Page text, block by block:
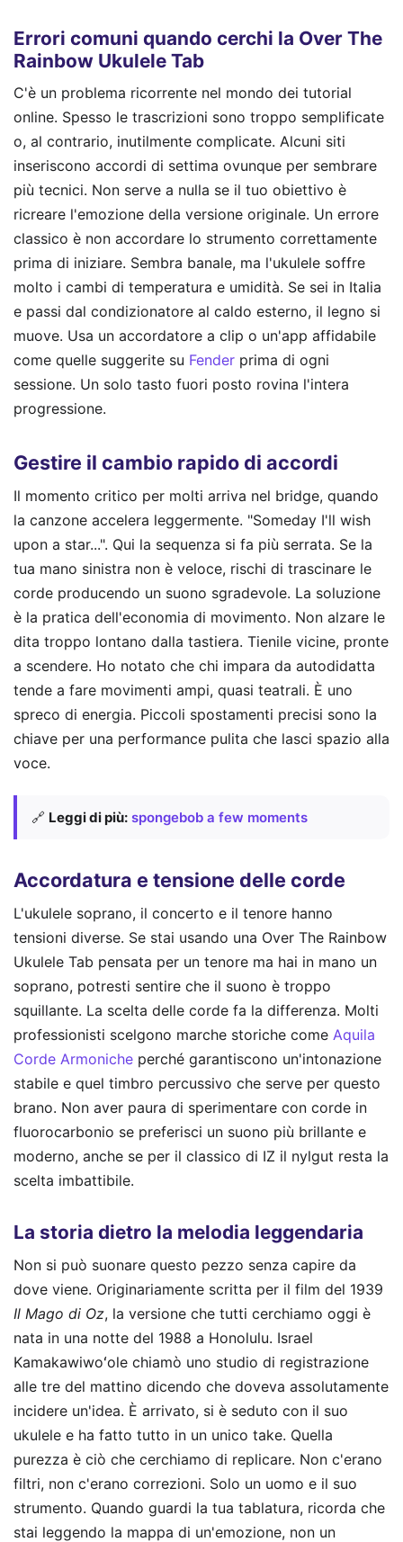
Errori comuni quando cerchi la Over The
Rainbow Ukulele Tab
C'è un problema ricorrente nel mondo dei tutorial
online. Spesso le trascrizioni sono troppo semplificate
o, al contrario, inutilmente complicate. Alcuni siti
inseriscono accordi di settima ovunque per sembrare
più tecnici. Non serve a nulla se il tuo obiettivo è
ricreare l'emozione della versione originale. Un errore
classico è non accordare lo strumento correttamente
prima di iniziare. Sembra banale, ma l'ukulele soffre
molto i cambi di temperatura e umidità. Se sei in Italia
e passi dal condizionatore al caldo esterno, il legno si
muove. Usa un accordatore a clip o un'app affidabile
come quelle suggerite su Fender prima di ogni
sessione. Un solo tasto fuori posto rovina l'intera
progressione.
Gestire il cambio rapido di accordi
Il momento critico per molti arriva nel bridge, quando
la canzone accelera leggermente. "Someday I'll wish
upon a star...". Qui la sequenza si fa più serrata. Se la
tua mano sinistra non è veloce, rischi di trascinare le
corde producendo un suono sgradevole. La soluzione
è la pratica dell'economia di movimento. Non alzare le
dita troppo lontano dalla tastiera. Tienile vicine, pronte
a scendere. Ho notato che chi impara da autodidatta
tende a fare movimenti ampi, quasi teatrali. È uno
spreco di energia. Piccoli spostamenti precisi sono la
chiave per una performance pulita che lasci spazio alla
voce.
🔗 Leggi di più: spongebob a few moments
Accordatura e tensione delle corde
L'ukulele soprano, il concerto e il tenore hanno
tensioni diverse. Se stai usando una Over The Rainbow
Ukulele Tab pensata per un tenore ma hai in mano un
soprano, potresti sentire che il suono è troppo
squillante. La scelta delle corde fa la differenza. Molti
professionisti scelgono marche storiche come Aquila
Corde Armoniche perché garantiscono un'intonazione
stabile e quel timbro percussivo che serve per questo
brano. Non aver paura di sperimentare con corde in
fluorocarbonio se preferisci un suono più brillante e
moderno, anche se per il classico di IZ il nylgut resta la
scelta imbattibile.
La storia dietro la melodia leggendaria
Non si può suonare questo pezzo senza capire da
dove viene. Originariamente scritta per il film del 1939
Il Mago di Oz, la versione che tutti cerchiamo oggi è
nata in una notte del 1988 a Honolulu. Israel
Kamakawiwoʻole chiamò uno studio di registrazione
alle tre del mattino dicendo che doveva assolutamente
incidere un'idea. È arrivato, si è seduto con il suo
ukulele e ha fatto tutto in un unico take. Quella
purezza è ciò che cerchiamo di replicare. Non c'erano
filtri, non c'erano correzioni. Solo un uomo e il suo
strumento. Quando guardi la tua tablatura, ricorda che
stai leggendo la mappa di un'emozione, non un